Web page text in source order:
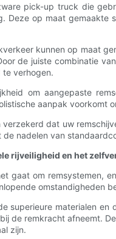
pick-up truck die
Deze op maat gemaakte
kunnen op maat
de juiste combinatie
verhogen.
om aangepaste
aanpak voorkomt
verzekerd dat uw
de nadelen van
rijveiligheid en het
gaat om remsystemen,
omstandigheden
superieure materialen
de remkracht afneemt.
zijn.